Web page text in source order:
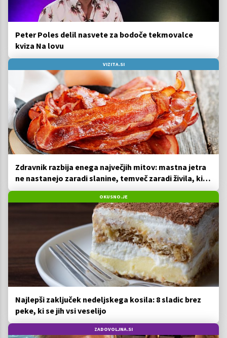
Peter Poles delil nasvete za bodoče tekmovalce
kviza Na lovu
VIZITA.SI
Zdravnik razbija enega največjih mitov: mastna jetra
ne nastanejo zaradi slanine, temveč zaradi živila, ki
ga imamo vsi radi
OKUSNO.JE
Najlepši zaključek nedeljskega kosila: 8 sladic brez
peke, ki se jih vsi veselijo
ZADOVOLJNA.SI